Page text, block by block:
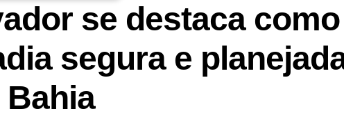
se destaca como
segura e
Bahia